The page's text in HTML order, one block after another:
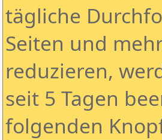
tägliche
Seiten und
reduzieren,
seit 5 Tagen
folgenden